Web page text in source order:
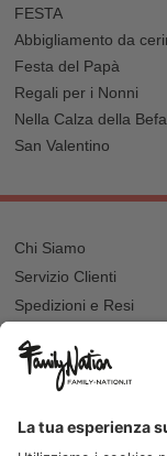
FESTA
Abbigliamento da
Festa del Papà
Regali per i Nonni
Nella Calza della
San Valentino
Chi Siamo
Servizio Clienti
Spedizioni e Resi
Recupero password?
Lista regalo e nascita